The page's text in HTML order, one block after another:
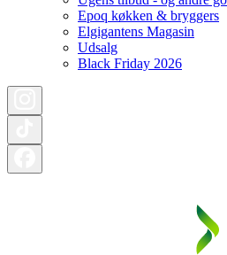
Epoq køkken & bryggers
Elgigantens Magasin
Udsalg
Black Friday 2026